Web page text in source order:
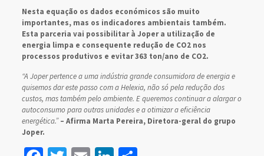
Nesta equação os dados económicos são muito
importantes, mas os indicadores ambientais também.
Esta parceria vai possibilitar à Joper a utilização de
energia limpa e consequente redução de CO2 nos
processos produtivos e evitar 363 ton/ano de CO2.
“A Joper pertence a uma indústria grande consumidora de energia e
quisemos dar este passo com a Helexia, não só pela redução dos
custos, mas também pelo ambiente. E queremos continuar a alargar o
autoconsumo para outras unidades e a otimizar a eficiência
energética.” – Afirma Marta Pereira, Diretora-geral do grupo
Joper.